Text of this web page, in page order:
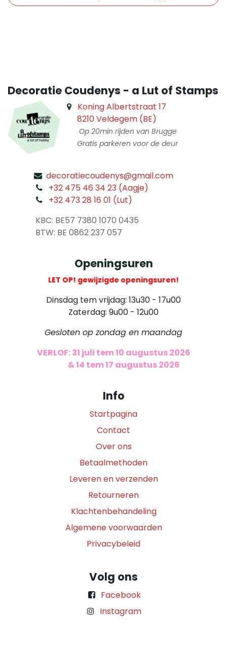
Decoratie Coudenys - a Lut of Stamps
Koning Albertstraat 17
8210 Veldegem (BE)
Op 20min rijden van Brugge
Gratis parkeren voor de deur
decoratiecoudenys@gmail.com
+32 475 46 34 23 (Aagje)
+32 473 28 16 01 (Lut)
KBC: BE57 7380 1070 0435
​ BTW: BE 0862 237 057
Openingsuren
LET OP! gewijzigde openingsuren!
Dinsdag tem vrijdag: 13u30 - 17u00
Zaterdag: 9u00 - 12u00
Gesloten op zondag en maandag
VERLOF: 31 juli tem 10 augustus 2026
& 14 tem 17 augustus 2026
Info
Startpagina
Contact
Over ons
Betaalmethoden
Leveren en verzenden
Retourneren
Klachtenbehandeling
Algemene voorwaarden
Privacybeleid
Volg ons
Facebook
Instagram